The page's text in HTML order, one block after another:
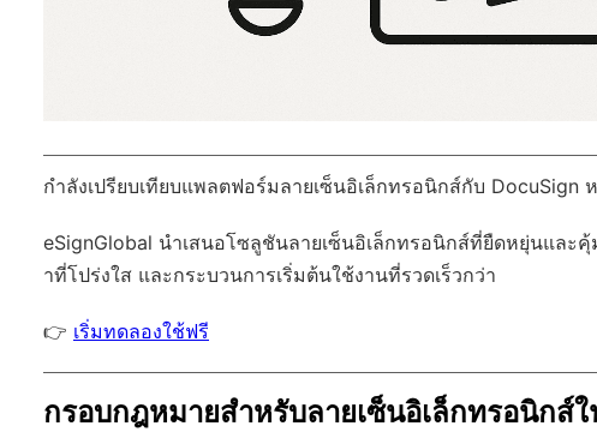
กำลังเปรียบเทียบแพลตฟอร์มลายเซ็นอิเล็กทรอนิกส์กับ DocuSign
eSignGlobal นำเสนอโซลูชันลายเซ็นอิเล็กทรอนิกส์ที่ยืดหยุ่นและ
าที่โปร่งใส และกระบวนการเริ่มต้นใช้งานที่รวดเร็วกว่า
👉 เริ่มทดลองใช้ฟรี
กรอบกฎหมายสำหรับลายเซ็นอิเล็กทรอนิกส์